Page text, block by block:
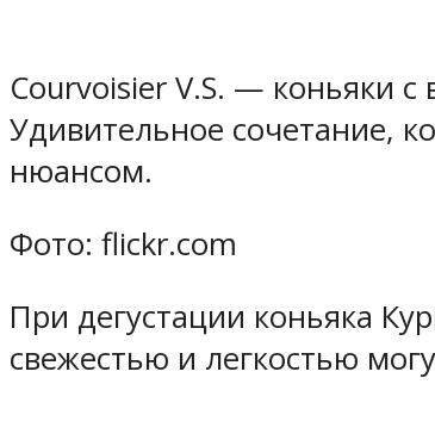
Courvoisier V.S. — коньяки
Удивительное сочетание,
нюансом.
Фото: flickr.com
При дегустации коньяка
свежестью и легкостью